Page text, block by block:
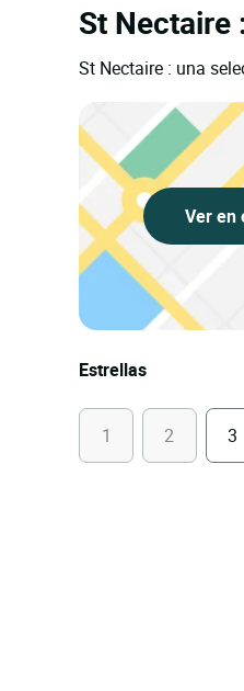
St Nectaire
St Nectaire : una
Ver en
Estrellas
1 2 3